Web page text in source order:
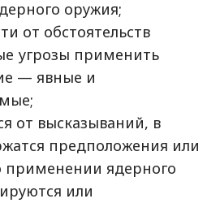
оружия;
от обстоятельств
угрозы применить
— явные и
от высказываний, в
предположения или
применении ядерного
или